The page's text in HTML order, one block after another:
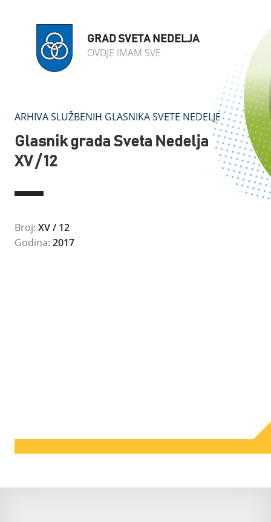
GRAD SVETA NEDELJA
OVDJE IMAM SVE
ARHIVA SLUŽBENIH GLASNIKA SVETE NEDELJE
Glasnik grada Sveta Nedelja
XV / 12
Broj: XV / 12
Godina: 2017